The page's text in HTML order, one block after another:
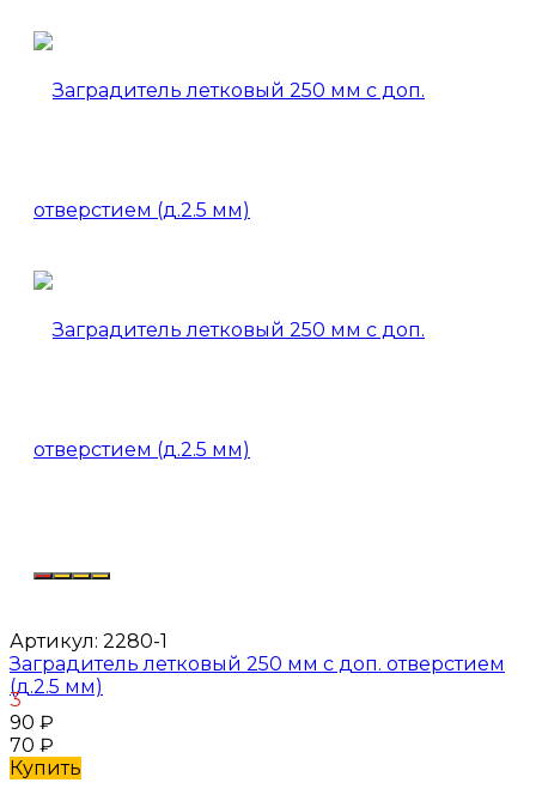
Артикул: 2280-1
Заградитель летковый 250 мм с доп. отверстием
(д.2.5 мм)
3
90 ₽
70 ₽
Купить